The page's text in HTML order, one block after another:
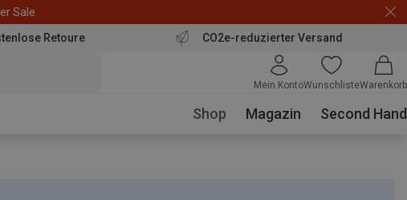
Sale
Retoure CO2e-reduzierter Versand
Mein KontoWunschlisteWarenkorb
Shop Magazin Second Hand